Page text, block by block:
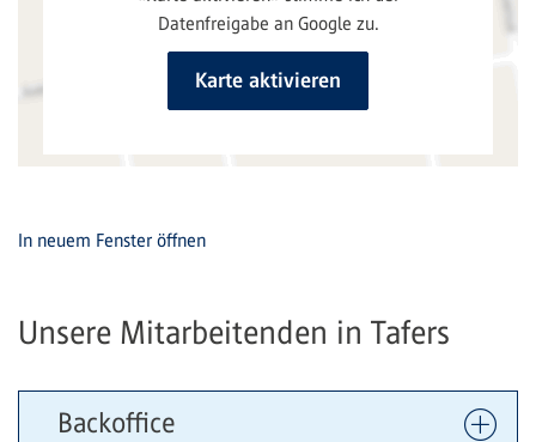
In neuem Fenster öffnen
Unsere Mitarbeitenden in Tafers
Backoffice